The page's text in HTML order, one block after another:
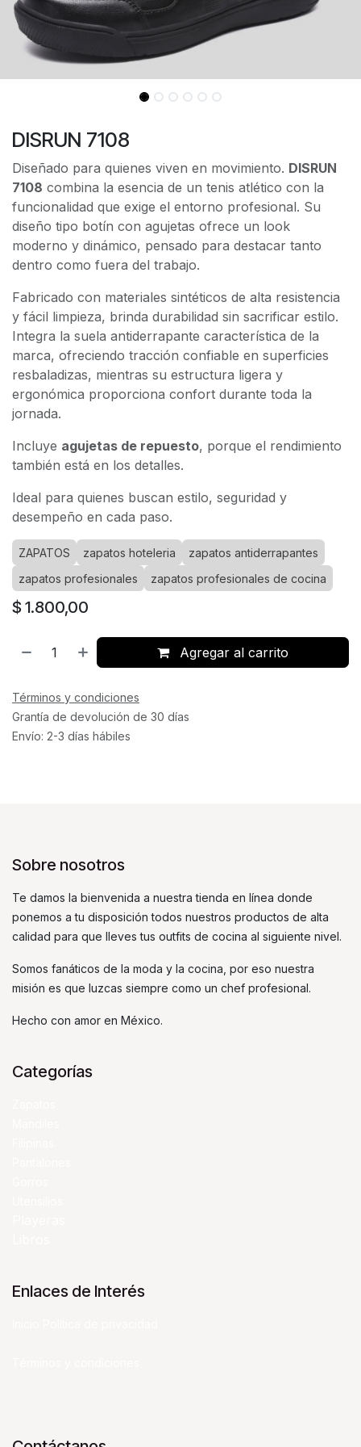
DISRUN 7108
Diseñado para quienes viven en movimiento. DISRUN
7108 combina la esencia de un tenis atlético con la
funcionalidad que exige el entorno profesional. Su
diseño tipo botín con agujetas ofrece un look
moderno y dinámico, pensado para destacar tanto
dentro como fuera del trabajo.
Fabricado con materiales sintéticos de alta resistencia
y fácil limpieza, brinda durabilidad sin sacrificar estilo.
Integra la suela antiderrapante característica de la
marca, ofreciendo tracción confiable en superficies
resbaladizas, mientras su estructura ligera y
ergonómica proporciona confort durante toda la
jornada.
Incluye agujetas de repuesto, porque el rendimiento
también está en los detalles.
Ideal para quienes buscan estilo, seguridad y
desempeño en cada paso.
ZAPATOS zapatos hoteleria
zapatos antiderrapantes
zapatos profesionales
zapatos profesionales de cocina
$ 1.800,00
Agregar al carrito
Términos y condiciones
Grantía de devolución de 30 días
Envío: 2-3 días hábiles
Sobre nosotros
Te damos la bienvenida a nuestra tienda en línea donde
ponemos a tu disposición todos nuestros productos de alta
calidad para que lleves tus outfits de cocina al siguiente nivel.
Somos fanáticos de la moda y la cocina, por eso nuestra
misión es que luzcas siempre como un chef profesional.
Hecho con amor en México.
Categorías
Enlaces de Interés